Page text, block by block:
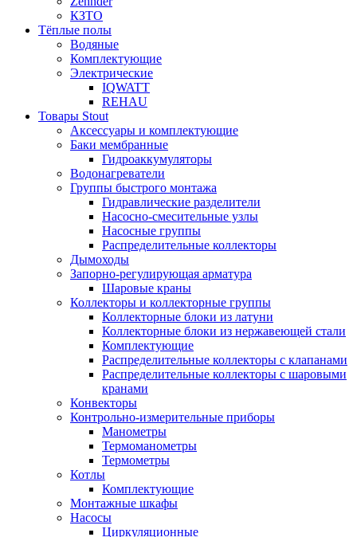
КЗТО
Тёплые полы
Водяные
Комплектующие
Электрические
IQWATT
REHAU
Товары Stout
Аксессуары и комплектующие
Баки мембранные
Гидроаккумуляторы
Водонагреватели
Группы быстрого монтажа
Гидравлические разделители
Насосно-смесительные узлы
Насосные группы
Распределительные коллекторы
Дымоходы
Запорно-регулирующая арматура
Шаровые краны
Коллекторы и коллекторные группы
Коллекторные блоки из латуни
Коллекторные блоки из нержавеющей стали
Комплектующие
Распределительные коллекторы с клапанами
Распределительные коллекторы с шаровыми
кранами
Конвекторы
Контрольно-измерительные приборы
Манометры
Термоманометры
Термометры
Котлы
Комплектующие
Монтажные шкафы
Насосы
Циркуляционные